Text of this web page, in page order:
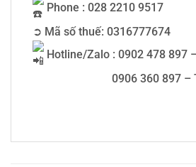
Phone : 028 2210 9517
➲ Mã số thuế: 0316777674
Hotline/Zalo : 0902 478 897
0906 360 897 –